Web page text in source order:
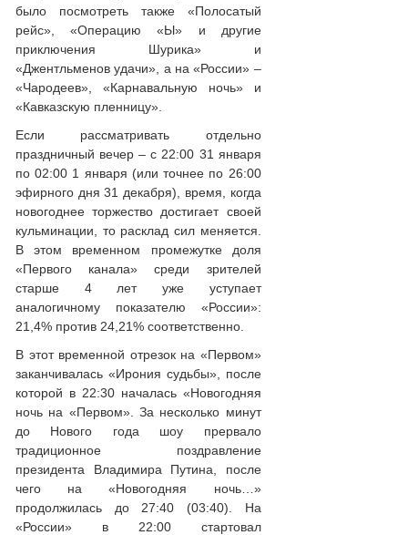
было посмотреть также «Полосатый
рейс», «Операцию «Ы» и другие
приключения Шурика» и
«Джентльменов удачи», а на «России» –
«Чародеев», «Карнавальную ночь» и
«Кавказскую пленницу».
Если рассматривать отдельно
праздничный вечер – с 22:00 31 января
по 02:00 1 января (или точнее по 26:00
эфирного дня 31 декабря), время, когда
новогоднее торжество достигает своей
кульминации, то расклад сил меняется.
В этом временном промежутке доля
«Первого канала» среди зрителей
старше 4 лет уже уступает
аналогичному показателю «России»:
21,4% против 24,21% соответственно.
В этот временной отрезок на «Первом»
заканчивалась «Ирония судьбы», после
которой в 22:30 началась «Новогодняя
ночь на «Первом». За несколько минут
до Нового года шоу прервало
традиционное поздравление
президента Владимира Путина, после
чего на «Новогодняя ночь…»
продолжилась до 27:40 (03:40). На
«России» в 22:00 стартовал